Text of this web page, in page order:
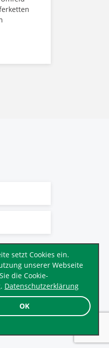
OK
setzt Cookies ein.
unserer Webseite
die Cookie-
Datenschutzerklärung